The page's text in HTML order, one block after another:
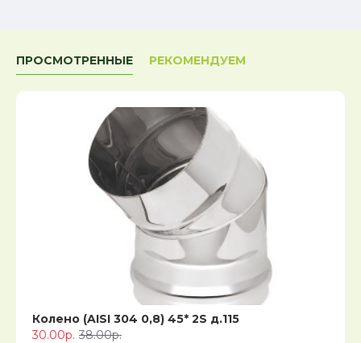
ПРОСМОТРЕННЫЕ РЕКОМЕНДУЕМ
Колено (AISI 304 0,8) 45* 2S д.115
30.00р. 38.00р.